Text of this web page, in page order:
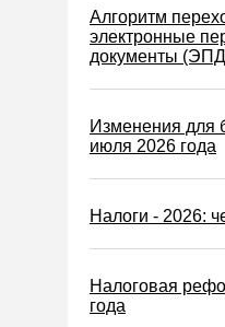
Возврат и
Налоговые
Самозанятые
Банк
Онлайн-
Блокировка
МСФО
Алгоритм
электронные
документы
Изменения для
июля 2026 года
Налоги - 2026:
Налоговая
года